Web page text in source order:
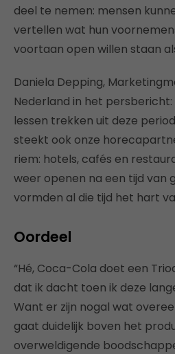
deel te nemen: mensen
vertellen wat hun
voortaan open willen staan
Daniela Depping,
Nederland in het persbericht:
lessen trekken uit deze
steekt ook onze
riem: hotels, cafés en
weer openen na een tijd van
vormden al die tijd het hart
Oordeel
“Hé, Coca-Cola doet een
dat ik dacht toen ik deze
Want er zijn nogal wat
gaat duidelijk boven het
overweldigende